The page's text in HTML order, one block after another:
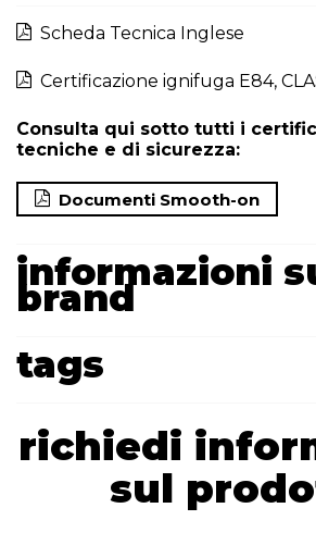
Scheda Tecnica Inglese
Certificazione ignifuga E84,
Consulta qui sotto tutti i
tecniche e di sicurezza:
Documenti Smooth-on
informazioni
brand
tags
richiedi
sul